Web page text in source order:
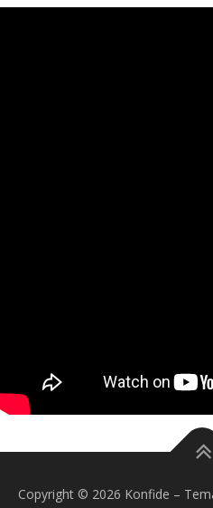
Copyright © 2026 Konfide –